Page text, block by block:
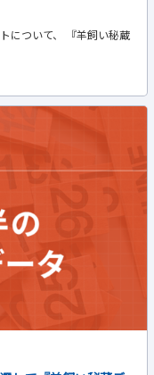
について、 『羊飼い秘蔵